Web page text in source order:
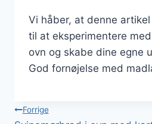
Vi håber, at denne
til at eksperimentere
ovn og skabe dine egne
God fornøjelse med
Forrige